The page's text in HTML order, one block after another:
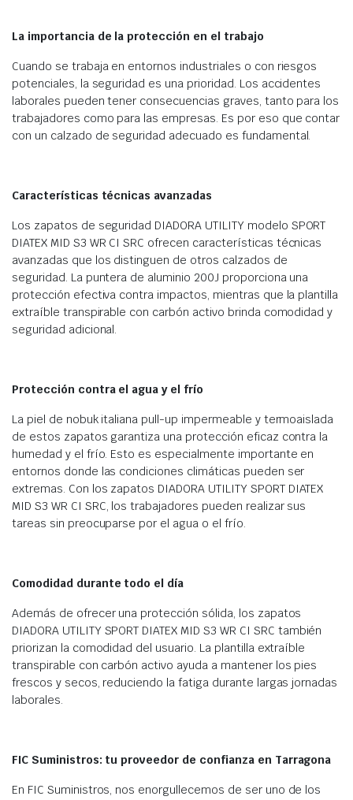
La importancia de la protección en el trabajo
Cuando se trabaja en entornos industriales o con riesgos
potenciales, la seguridad es una prioridad. Los accidentes
laborales pueden tener consecuencias graves, tanto para los
trabajadores como para las empresas. Es por eso que contar
con un calzado de seguridad adecuado es fundamental.
Características técnicas avanzadas
Los zapatos de seguridad DIADORA UTILITY modelo SPORT
DIATEX MID S3 WR CI SRC ofrecen características técnicas
avanzadas que los distinguen de otros calzados de
seguridad. La puntera de aluminio 200J proporciona una
protección efectiva contra impactos, mientras que la plantilla
extraíble transpirable con carbón activo brinda comodidad y
seguridad adicional.
Protección contra el agua y el frío
La piel de nobuk italiana pull-up impermeable y termoaislada
de estos zapatos garantiza una protección eficaz contra la
humedad y el frío. Esto es especialmente importante en
entornos donde las condiciones climáticas pueden ser
extremas. Con los zapatos DIADORA UTILITY SPORT DIATEX
MID S3 WR CI SRC, los trabajadores pueden realizar sus
tareas sin preocuparse por el agua o el frío.
Comodidad durante todo el día
Además de ofrecer una protección sólida, los zapatos
DIADORA UTILITY SPORT DIATEX MID S3 WR CI SRC también
priorizan la comodidad del usuario. La plantilla extraíble
transpirable con carbón activo ayuda a mantener los pies
frescos y secos, reduciendo la fatiga durante largas jornadas
laborales.
FIC Suministros: tu proveedor de confianza en Tarragona
En FIC Suministros, nos enorgullecemos de ser uno de los